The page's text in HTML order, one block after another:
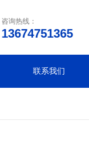
咨询热线：
13674751365
联系我们